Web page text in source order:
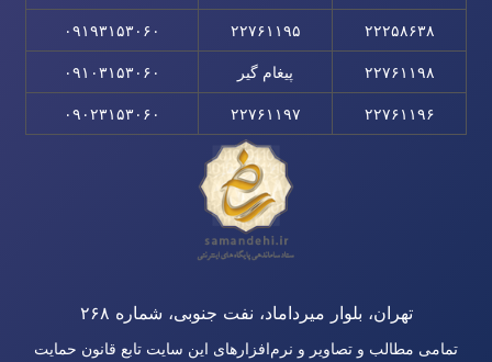
۲۲۲۵۸۶۳۸ ۲۲۷۶۱۱۹۵ ۰۹۱۹۳۱۵۳۰۶۰
۲۲۷۶۱۱۹۸ پیغام گیر ۰۹۱۰۳۱۵۳۰۶۰
۲۲۷۶۱۱۹۶ ۲۲۷۶۱۱۹۷ ۰۹۰۲۳۱۵۳۰۶۰
تهران، بلوار میرداماد، نفت جنوبی، شماره ۲۶۸
تمامی مطالب و تصاویر و نرم‌افزارهای این سایت تابع قانون حمایت